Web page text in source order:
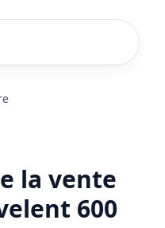
la vente
600